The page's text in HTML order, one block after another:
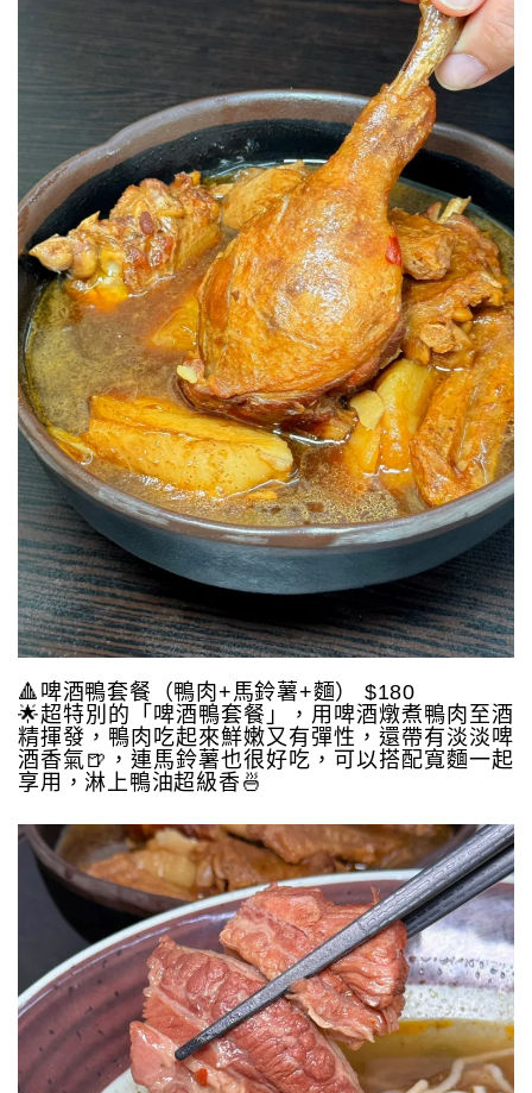
🔺啤酒鴨套餐（鴨肉+馬鈴薯+麵） $180
🌟超特別的「啤酒鴨套餐」，用啤酒燉煮鴨肉至酒
精揮發，鴨肉吃起來鮮嫩又有彈性，還帶有淡淡啤
酒香氣🍺，連馬鈴薯也很好吃，可以搭配寬麵一起
享用，淋上鴨油超級香🍜